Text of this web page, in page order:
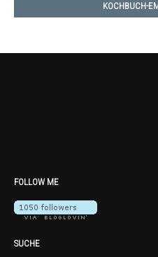
KOCHBUCH-
FOLLOW ME
SUCHE